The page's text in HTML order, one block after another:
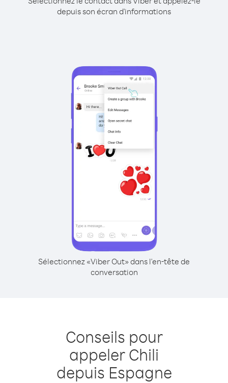
depuis son écran d'informations
Sélectionnez «Viber Out» dans l'en-tête de
conversation
Conseils pour
appeler Chili
depuis Espagne